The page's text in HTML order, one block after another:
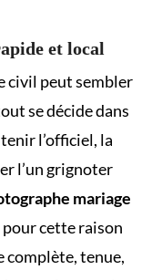
et local
civil peut sembler
se décide dans
l’officiel, la
l’un grignoter
mariage
pour cette raison
complète, tenue,